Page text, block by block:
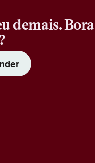
demais. Bora